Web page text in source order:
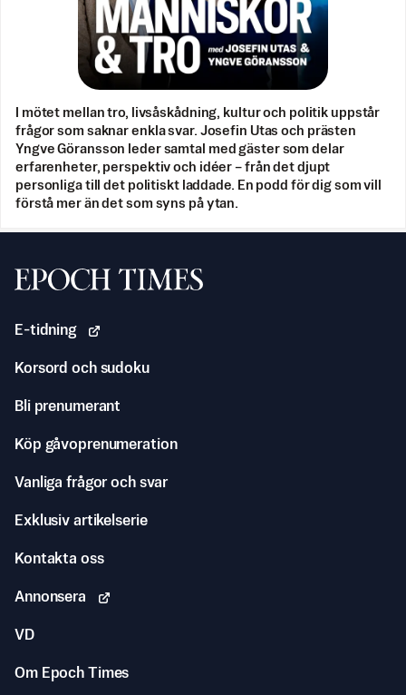
I mötet mellan tro, livsåskådning, kultur och politik uppstår
frågor som saknar enkla svar. Josefin Utas och prästen
Yngve Göransson leder samtal med gäster som delar
erfarenheter, perspektiv och idéer – från det djupt
personliga till det politiskt laddade. En podd för dig som vill
förstå mer än det som syns på ytan.
Svenska Epoch Times
E-tidning
Korsord och sudoku
Bli prenumerant
Köp gåvoprenumeration
Vanliga frågor och svar
Exklusiv artikelserie
Kontakta oss
Annonsera
VD
Om Epoch Times